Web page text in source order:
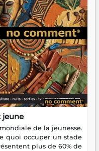
jeune
de la jeunesse.
quoi occuper un stade
plus de 60% de